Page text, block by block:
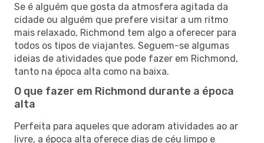
Se é alguém que gosta da atmosfera agitada da
cidade ou alguém que prefere visitar a um ritmo
mais relaxado, Richmond tem algo a oferecer para
todos os tipos de viajantes. Seguem-se algumas
ideias de atividades que pode fazer em Richmond,
tanto na época alta como na baixa.
O que fazer em Richmond durante a época
alta
Perfeita para aqueles que adoram atividades ao ar
livre, a época alta oferece dias de céu limpo e